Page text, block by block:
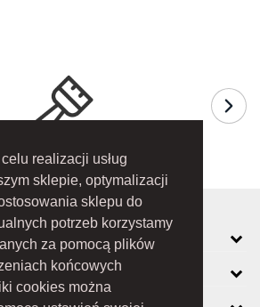
realizacji usług
sklepie, optymalizacji
sklepu do
potrzeb korzystamy
za pomocą plików
końcowych
cookies można